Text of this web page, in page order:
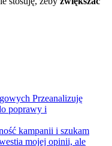
Przeanalizuję
poprawy i
kampanii i szukam
mojej opinii, ale